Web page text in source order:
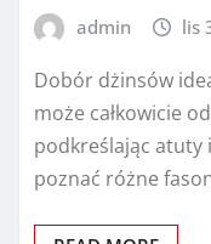
admin lis
Dobór dżinsów
może całkowicie
podkreślając atuty
poznać różne